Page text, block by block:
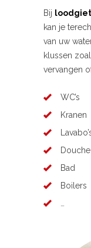
Bij
kan je
van uw
klussen
vervangen
WC’s
Kranen
Douche
Bad
Boilers